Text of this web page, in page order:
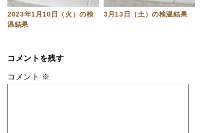
2023年1月10日（火）の検
温結果
3月13日（土）の検温結果
コメントを残す
コメント ※